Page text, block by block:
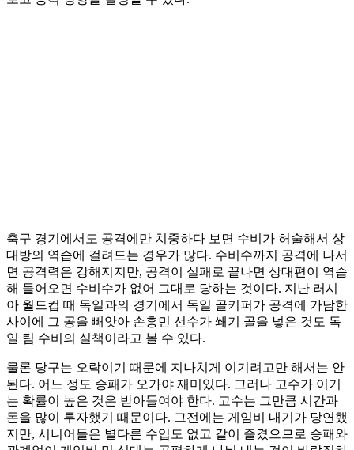
축구 경기에서도 공격에만 치중하다 보면 수비가 허술해서 상
대방의 역습에 걸려드는 경우가 많다. 수비수까지 공격에 나서
면 공격력은 강해지지만, 공격이 실패로 끝나면 상대편이 역습
해 들어오면 수비수가 없어 그대로 당하는 것이다. 지난 러시
아 월드컵 때 독일과의 경기에서 독일 골키퍼가 공격에 가담한
사이에 그 공을 빼앗아 손흥민 선수가 쐐기 골을 넣은 것도 독
일 팀 수비의 실책이라고 볼 수 있다.
물론 당구는 오락이기 때문에 지나치게 이기려고만 해서는 안
된다. 어느 정도 승패가 오가야 재미있다. 그러나 고수가 이기
는 확률이 높은 것은 받아들여야 한다. 고수는 그만큼 시간과
돈을 많이 투자했기 때문이다. 그전에는 게임비 내기가 당연했
지만, 시니어들은 별다른 수입도 없고 같이 즐겼으므로 승패와